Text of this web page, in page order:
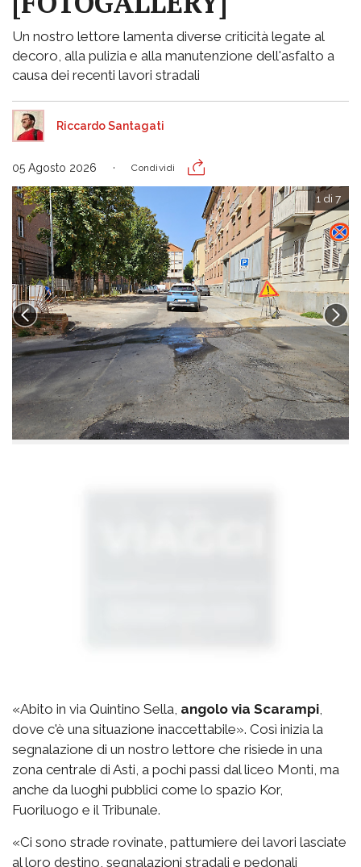
Un nostro lettore lamenta diverse criticità legate al
decoro, alla pulizia e alla manutenzione dell'asfalto a
causa dei recenti lavori stradali
Riccardo Santagati
05 Agosto 2026 Condividi
1 di 7
«Abito in via Quintino Sella, angolo via Scarampi
dove c'è una situazione inaccettabile». Così inizia la
segnalazione di un nostro lettore che risiede in una
zona centrale di Asti, a pochi passi dal liceo Monti, ma
anche da luoghi pubblici come lo spazio Kor,
Fuoriluogo e il Tribunale.
«Ci sono strade rovinate, pattumiere dei lavori lasciate
al loro destino, segnalazioni stradali e pedonali